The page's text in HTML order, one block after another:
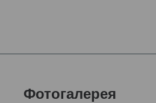
Фотогалерея